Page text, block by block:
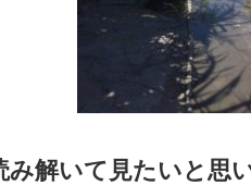
み解いて見たいと思